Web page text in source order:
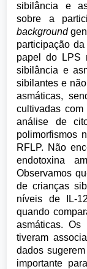
sibilância e
sobre a
background
participação
papel do LPS
sibilância e
sibilantes e
asmáticas,
cultivadas
análise de
polimorfismos
RFLP. Não
endotoxina
Observamos
de crianças
níveis de IL-
quando
asmáticas.
tiveram
dados
importante